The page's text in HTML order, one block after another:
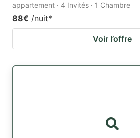
appartement · 4 Invités · 1 Chambre
88€ /nuit*
Voir l’offre